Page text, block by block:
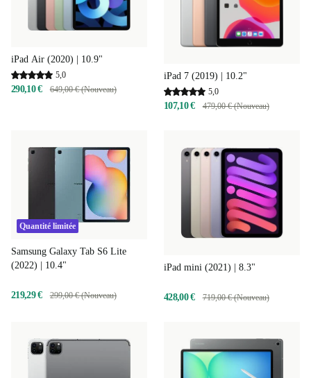
iPad Air (2020) | 10.9"
5,0
290,10 € 649,00 € (Nouveau)
iPad 7 (2019) | 10.2"
5,0
107,10 € 479,00 € (Nouveau)
Quantité limitée
Samsung Galaxy Tab S6 Lite
(2022) | 10.4"
219,29 € 299,00 € (Nouveau)
iPad mini (2021) | 8.3"
428,00 € 719,00 € (Nouveau)